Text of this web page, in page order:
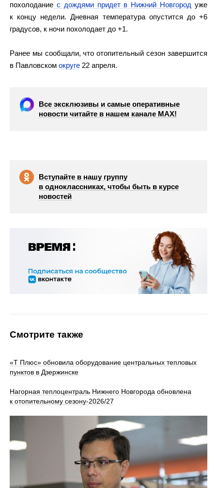
похолодание с дождями придет в Нижний Новгород уже
к концу недели. Дневная температура опустится до +6
градусов, к ночи похолодает до +1.
Ранее мы сообщали, что отопительный сезон завершится
в Павловском округе 22 апреля.
Все эксклюзивы и самые оперативные
новости читайте в нашем канале МАХ!
Вступайте в нашу группу
в одноклассниках, чтобы быть в курсе
новостей
Смотрите также
«Т Плюс» обновила оборудование центральных тепловых
пунктов в Дзержинске
Нагорная теплоцентраль Нижнего Новгорода обновлена
к отопительному сезону‑2026/27